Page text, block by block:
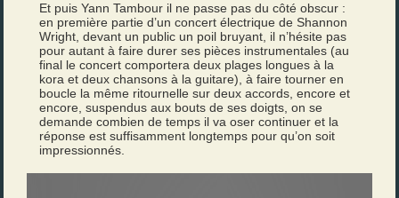
Et puis Yann Tambour il ne passe pas du côté obscur :
en première partie d’un concert électrique de Shannon
Wright, devant un public un poil bruyant, il n’hésite pas
pour autant à faire durer ses pièces instrumentales (au
final le concert comportera deux plages longues à la
kora et deux chansons à la guitare), à faire tourner en
boucle la même ritournelle sur deux accords, encore et
encore, suspendus aux bouts de ses doigts, on se
demande combien de temps il va oser continuer et la
réponse est suffisamment longtemps pour qu’on soit
impressionnés.